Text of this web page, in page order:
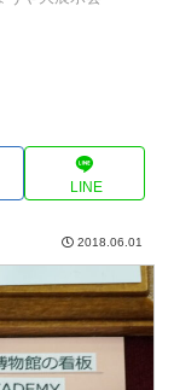
LINE
2018.06.01